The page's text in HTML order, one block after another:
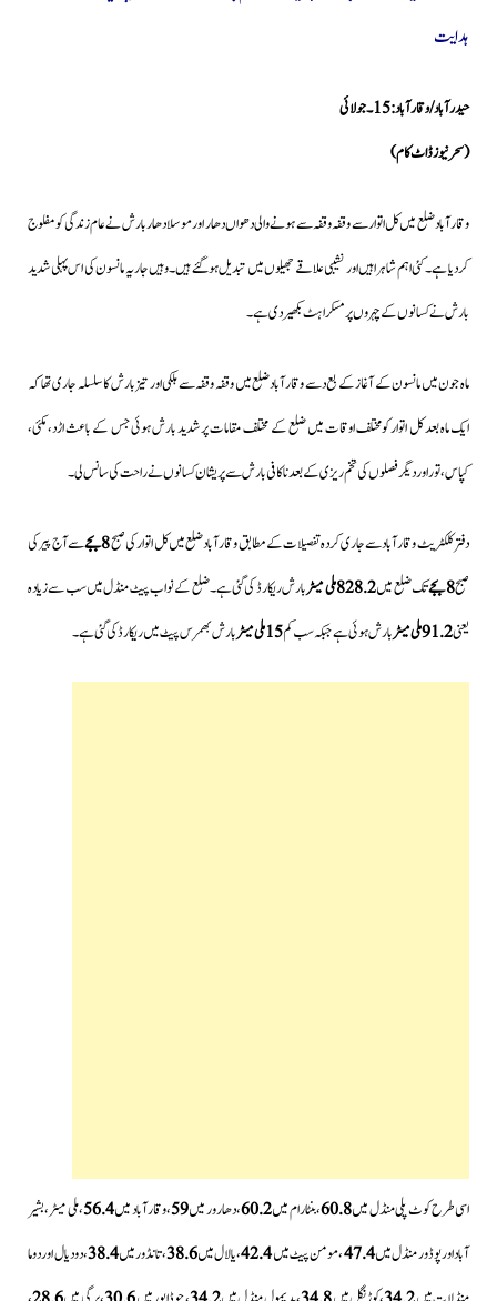
ہدایت
حیدرآباد/وقارآباد: 15۔جولائی
(سحر نیوز ڈاٹ کام)
وقارآباد ضلع میں کل اتوارسے وقفہ وقفہ سے ہونے والی دھواں دھار اور موسلا دھاربارش نے عام زندگی کو مفلوج
کر دیا ہے۔کئی اہم شاہراہیں اور نشیبی علاقے جھیلوں میں تبدیل ہوگئے ہیں۔وہیں جاریہ مانسون کی اس پہلی شدید
بارش نے کسانوں کے چہروں پر مسکراہٹ بکھیر دی ہے۔
ماہ جون میں مانسون کے آغاز کے بع دسے وقارآبادضلع میں وقفہ وقفہ سے ہلکی اور تیز بارش کا سلسلہ جاری تھا کہ
ایک ماہ بعد کل اتوار کومختلف اوقات میں ضلع کے مختلف مقامات پر شدید بارش ہوئی جس کے باعث اڑد، مکئی،
کپاس، تور اور دیگر فصلوں کی تخم ریزی کےبعد ناکافی بارش سے پریشان کسانوں نے راحت کی سانس لی۔
دفتر کلکٹریٹ وقارآباد سے جاری کردہ تفصیلات کے مطابق وقارآباد ضلع میں کل اتوار کی صبح8 بجے
سے آج پیر کی
صبح8 بجے تک ضلع میں828.2 ملی میٹر
بارش ریکارڈ کی گئی ہے۔ضلع کے نواب پیٹ منڈل میں سب سے زیادہ
یعنی91.2 ملی میٹر بارش ہوئی ہے جبکہ سب کم15 ملی میٹر بارش بھمرس پیٹ میں ریکارڈ کی گئی ہے۔
اسی طرح کوٹ پلی منڈل میں60.8، بنٹارام میں60.2، دھارور میں59، وقارآباد میں56.4، ملی میٹر، بشیر
آباد اور پوڈور منڈل میں47.4، مومن پیٹ میں42.4، یالال میں38.6، تانڈور میں38.4، دودیال اور دوما